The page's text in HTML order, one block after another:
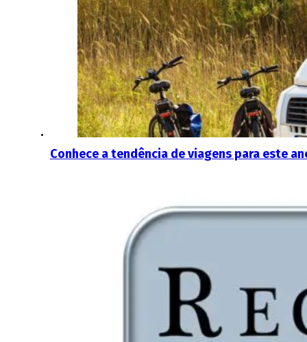
Conhece a tendência de viagens para este